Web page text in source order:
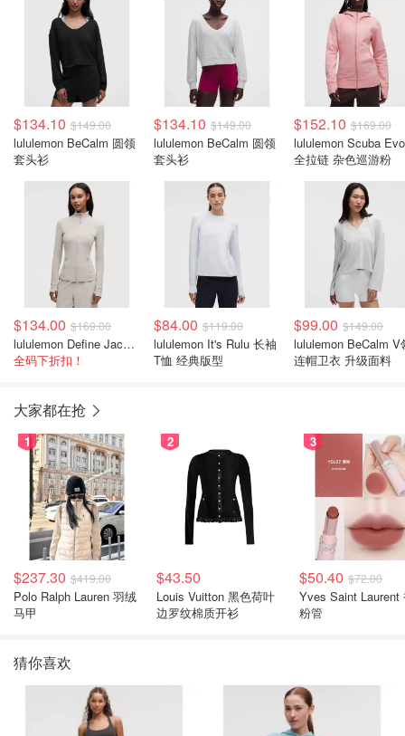
$134.10 $149.00
lululemon BeCalm 圆领
套头衫
$134.10 $149.00
lululemon BeCalm 圆领
套头衫
$152.10 $169.00
lululemon Scuba
全拉链 杂色巡游粉
$134.00 $169.00
lululemon Define Jacket 都市沙棕
全码下折扣！
$84.00 $119.00
lululemon It's Rulu 长袖
T恤 经典版型
$99.00 $149.00
lululemon BeCalm V
连帽卫衣 升级面料
大家都在抢
1
$237.30 $419.00
Polo Ralph Lauren 羽绒
马甲
2
$43.50
Louis Vuitton 黑色荷叶
边罗纹棉质开衫
3
$50.40 $72.00
Yves Saint Laurent
粉管
猜你喜欢